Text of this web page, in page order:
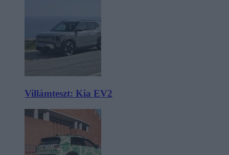
Villámteszt: Kia EV2